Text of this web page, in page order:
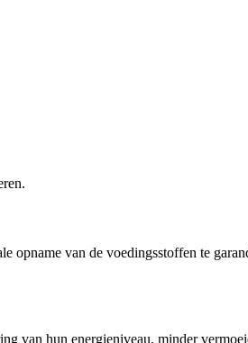
opname van de voedingsstoffen te
van hun energieniveau, minder